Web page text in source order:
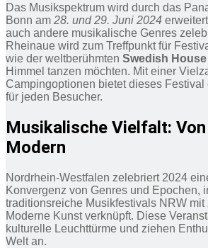
Das Musikspektrum wird durch das
Bonn am 28. und 29. Juni 2024
auch andere musikalische Genres
Rheinaue wird zum Treffpunkt für
wie der weltberühmten Swedish House
Himmel tanzen möchten. Mit einer
Campingoptionen bietet dieses
für jeden Besucher.
Musikalische Vielfalt:
Modern
Nordrhein-Westfalen zelebriert 2024
Konvergenz von Genres und Epochen,
traditionsreiche Musikfestivals NRW
Moderne Kunst verknüpft. Diese
kulturelle Leuchttürme und ziehen
Welt an.